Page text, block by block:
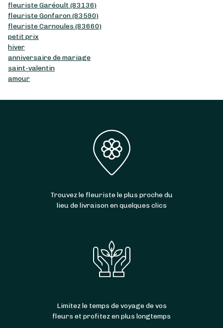
fleuriste Garéoult (83136)
fleuriste Gonfaron (83590)
fleuriste Carnoules (83660)
petit prix
hiver
anniversaire de mariage
saint-valentin
amour
Trouvez le fleuriste le plus proche du
lieu de livraison en quelques clics
Limitez le temps de voyage de vos
fleurs et profitez en plus longtemps